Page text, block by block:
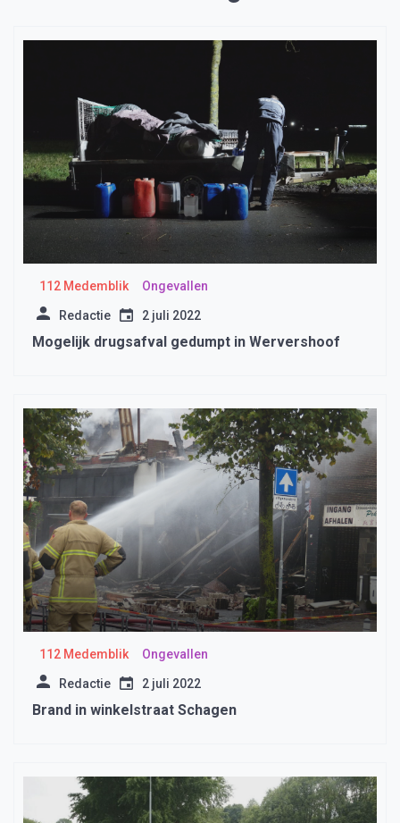
112 Medemblik Ongevallen
Redactie 2 juli 2022
Mogelijk drugsafval gedumpt in Wervershoof
112 Medemblik Ongevallen
Redactie 2 juli 2022
Brand in winkelstraat Schagen